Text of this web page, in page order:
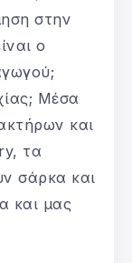
στην
ο
Μέσα
και
τα
σάρκα και
και μας